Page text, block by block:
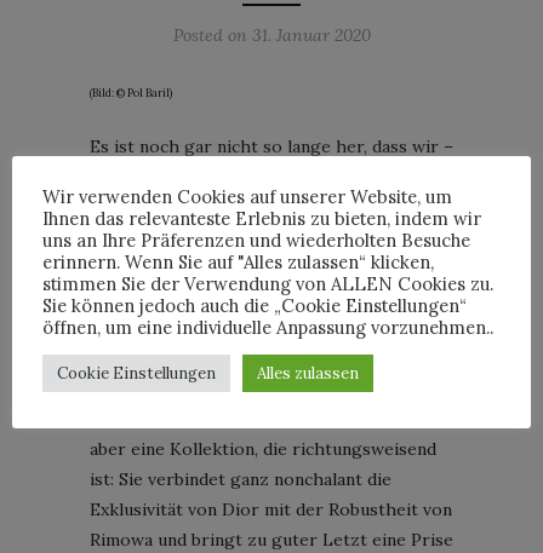
Posted on 31. Januar 2020
(Bild: © Pol Baril)
Es ist noch gar nicht so lange her, dass wir –
gesprochen haben: Rimowa kooperiert mit
Dior. Die Capsule Kollektion versteht sich
als eine Hommage an das Reisen. Bindeglied
ist hierbei die Liebe zum Handwerk, die
beiden Firmen eint. Es galt, Kreativität,
Kunsthandwerk und Innovation in Einklang
zu bringen. Ob das gelungen ist, liegt im
aber eine Kollektion, die richtungsweisend
ist: Sie verbindet ganz nonchalant die
Exklusivität von Dior mit der Robustheit von
Rimowa und bringt zu guter Letzt eine Prise
Wir verwenden Cookies auf unserer Website, um
Ihnen das relevanteste Erlebnis zu bieten, indem wir
uns an Ihre Präferenzen und wiederholten Besuche
erinnern. Wenn Sie auf "Alles zulassen“ klicken,
stimmen Sie der Verwendung von ALLEN Cookies zu.
Sie können jedoch auch die „Cookie Einstellungen“
öffnen, um eine individuelle Anpassung vorzunehmen..
Cookie Einstellungen Alles zulassen